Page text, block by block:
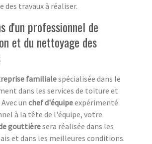
des travaux à réaliser.
d'un professionnel de
et du nettoyage des
familialespécialisée dans le
dans les services de toiture et
un chef d'équipeexpérimenté
à la tête de l'équipe, votre
gouttièresera réalisée dans les
et dans les meilleures conditions.